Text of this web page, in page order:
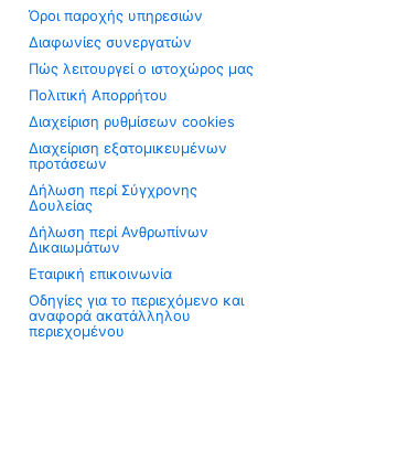
Όροι παροχής υπηρεσιών
Διαφωνίες συνεργατών
Πώς λειτουργεί ο ιστοχώρος μας
Πολιτική Απορρήτου
Διαχείριση ρυθμίσεων cookies
Διαχείριση εξατομικευμένων
προτάσεων
Δήλωση περί Σύγχρονης
Δουλείας
Δήλωση περί Ανθρωπίνων
Δικαιωμάτων
Εταιρική επικοινωνία
Οδηγίες για το περιεχόμενο και
αναφορά ακατάλληλου
περιεχομένου